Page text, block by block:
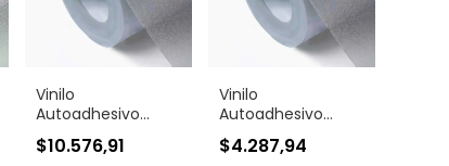
Vinilo
Autoadhesivo
Esmerilado Plata
60 cm
$10.576,91
Vinilo
Autoadhesivo
Esmerilado Plata
30 cm
$4.287,94